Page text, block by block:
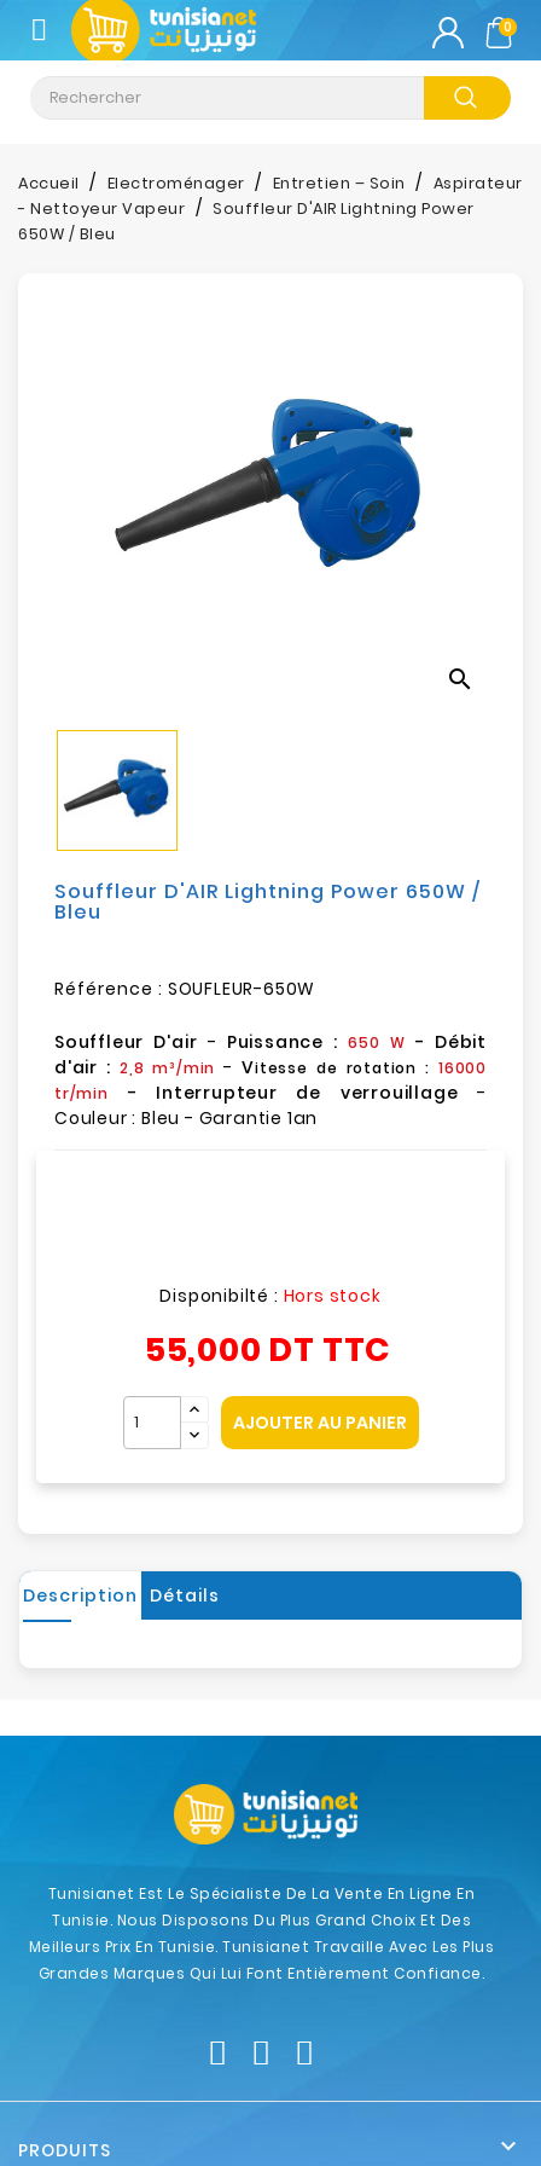
CATÉGORIE
Climatisation
Informatique
Téléphonie
Sécurité
Mobilités
Loisirs
0
Accueil Electroménager Entretien – Soin
Aspirateur
- Nettoyeur Vapeur
Souffleur D'AIR Lightning Power
650W / Bleu
search
Souffleur D'AIR Lightning Power 650W /
Bleu
Référence : SOUFLEUR-650W
Souffleur D'air - Puissance :650 W - Débit
d'air : 2,8 m³/min - Vitesse de rotation : 16000
tr/min - Interrupteur de verrouillage -
Couleur : Bleu - Garantie 1an
Disponibilté : Hors stock
55,000 DT TTC
AJOUTER AU PANIER
Description Détails
Tunisianet Est Le Spécialiste De La Vente En Ligne En
Tunisie. Nous Disposons Du Plus Grand Choix Et Des
Meilleurs Prix En Tunisie. Tunisianet Travaille Avec Les Plus
Grandes Marques Qui Lui Font Entièrement Confiance.
PRODUITS 